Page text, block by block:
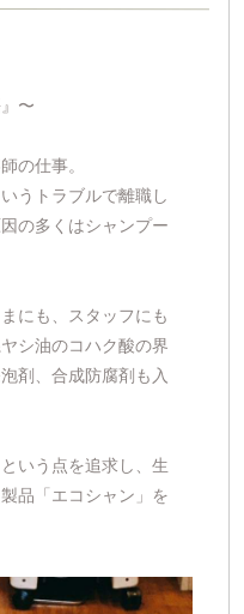
〜
の仕事。
うトラブルで離職し
の多くはシャンプー
にも、スタッフにも
シ油のコハク酸の界
剤、合成防腐剤も入
いう点を追求し、生
品「エコシャン」を